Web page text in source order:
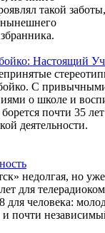
такой
Настоящий
С
о школе и
почти 35
деятельности.
недолгая, но
для
для человека:
почти